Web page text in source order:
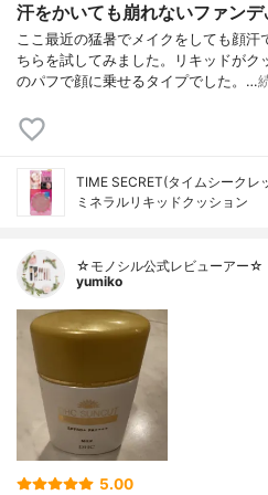
汗をかいても崩れないファン
ここ最近の猛暑でメイクをしても顔汗
ちらを試してみました。リキッドがク
のパフで顔に乗せるタイプでした。…
TIME SECRET(タイムシークレ
ミネラルリキッドクッション
☆モノシル公式レビューアー☆
yumiko
5.00